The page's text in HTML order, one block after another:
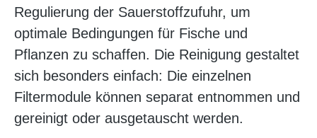
Regulierung der Sauerstoffzufuhr, um
optimale Bedingungen für Fische und
Pflanzen zu schaffen. Die Reinigung gestaltet
sich besonders einfach: Die einzelnen
Filtermodule können separat entnommen und
gereinigt oder ausgetauscht werden.